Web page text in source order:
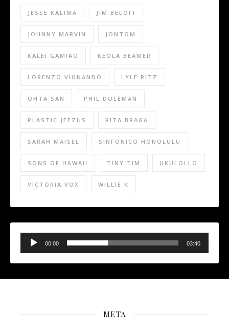
JESSE KALIMA JIM BELOFF
JOHNNY MARVIN JONTOM
KALEI GAMIAO KEOLA BEAMER
LORENZO VIGNANDO LYLE RITZ
OHTA SAN PHIL DOLEMAN
PLASTIC JEEZUS RITA BRAGA
SARAH MAISEL SINFONICO HONOLULU
SONS OF HAWAII TINY TIM UKULOLLO
VICTORIA VOX WILLIE K
Audio
Player
00:00 03:40
META